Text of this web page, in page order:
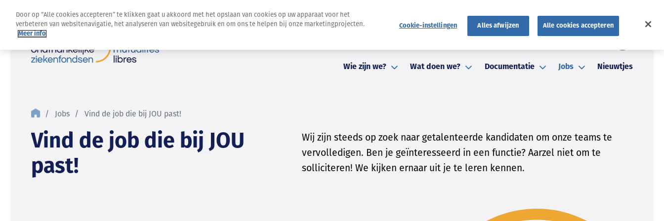
Wie zijn we? Wat doen we? Documentatie Jobs Nieuwtjes
Jobs Vind de job die bij JOU past!
Vind de job die bij JOU
past!
Wij zijn steeds op zoek naar getalenteerde kandidaten om onze teams te
vervolledigen. Ben je geïnteresseerd in een functie? Aarzel niet om te
solliciteren! We kijken ernaar uit je te leren kennen.
Door op “Alle cookies accepteren” te klikken gaat u akkoord met het opslaan van cookies op uw apparaat voor het
verbeteren van websitenavigatie, het analyseren van websitegebruik en om ons te helpen bij onze marketingprojecten.
Meer info
Cookie-instellingen Alles afwijzen Alle cookies accepteren